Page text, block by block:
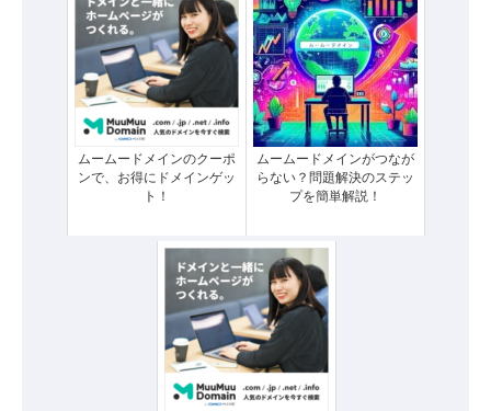
ムームードメインのクーポ
ンで、お得にドメインゲッ
ト！
ムームードメインがつなが
らない？問題解決のステッ
プを簡単解説！